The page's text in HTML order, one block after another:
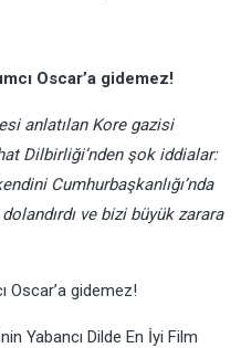
ımcı Oscar’a gidemez!
anlatılan Kore gazisi
Dilbirliği’nden şok iddialar:
Cumhurbaşkanlığı’nda
ve bizi büyük zarara
Oscar’a gidemez!
Yabancı Dilde En İyi Film